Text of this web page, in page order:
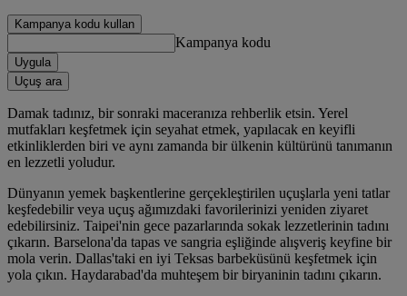
Kampanya kodu kullan
Kampanya kodu
Uygula
Uçuş ara
Damak tadınız, bir sonraki maceranıza rehberlik etsin. Yerel
mutfakları keşfetmek için seyahat etmek, yapılacak en keyifli
etkinliklerden biri ve aynı zamanda bir ülkenin kültürünü tanımanın
en lezzetli yoludur.
Dünyanın yemek başkentlerine gerçekleştirilen uçuşlarla yeni tatlar
keşfedebilir veya uçuş ağımızdaki favorilerinizi yeniden ziyaret
edebilirsiniz. Taipei'nin gece pazarlarında sokak lezzetlerinin tadını
çıkarın. Barselona'da tapas ve sangria eşliğinde alışveriş keyfine bir
mola verin. Dallas'taki en iyi Teksas barbeküsünü keşfetmek için
yola çıkın. Haydarabad'da muhteşem bir biryaninin tadını çıkarın.